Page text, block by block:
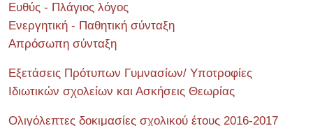
Ευθύς - Πλάγιος λόγος
Ενεργητική - Παθητική σύνταξη
Απρόσωπη σύνταξη
Εξετάσεις Πρότυπων Γυμνασίων/ Υποτροφίες
Ιδιωτικών σχολείων και Ασκήσεις Θεωρίας
Ολιγόλεπτες δοκιμασίες σχολικού έτους 2016-2017